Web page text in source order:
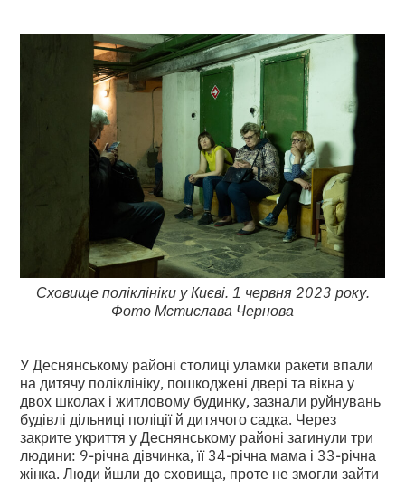
Сховище поліклініки у Києві. 1 червня 2023 року.
Фото Мстислава Чернова
У Деснянському районі столиці уламки ракети впали
на дитячу поліклініку, пошкоджені двері та вікна у
двох школах і житловому будинку, зазнали руйнувань
будівлі дільниці поліції й дитячого садка. Через
закрите укриття у Деснянському районі загинули три
людини: 9-річна дівчинка, її 34-річна мама і 33-річна
жінка. Люди йшли до сховища, проте не змогли зайти